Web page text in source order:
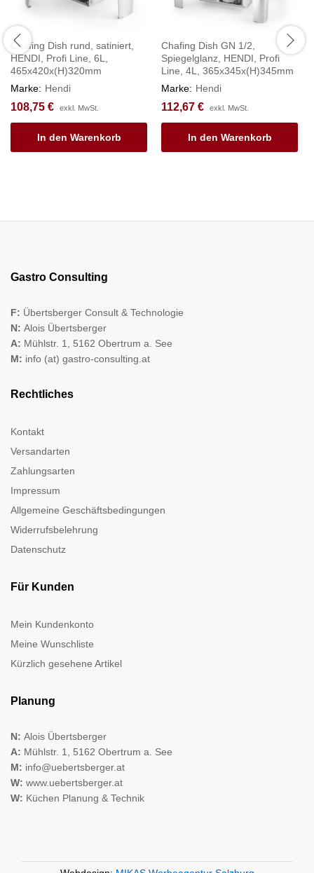
Chafing Dish rund, satiniert,
HENDI, Profi Line, 6L,
465x420x(H)320mm
Marke: Hendi
108,75 € exkl. MwSt.
In den Warenkorb
Chafing Dish GN 1/2,
Spiegelglanz, HENDI, Profi
Line, 4L, 365x345x(H)345mm
Marke: Hendi
112,67 € exkl. MwSt.
In den Warenkorb
Gastro Consulting
F: Übertsberger Consult & Technologie
N: Alois Übertsberger
A: Mühlstr. 1, 5162 Obertrum a. See
M: info (at) gastro-consulting.at
Rechtliches
Kontakt
Versandarten
Zahlungsarten
Impressum
Allgemeine Geschäftsbedingungen
Widerrufsbelehrung
Datenschutz
Für Kunden
Mein Kundenkonto
Meine Wunschliste
Kürzlich gesehene Artikel
Planung
N: Alois Übertsberger
A: Mühlstr. 1, 5162 Obertrum a. See
M: info@uebertsberger.at
W: www.uebertsberger.at
W: Küchen Planung & Technik